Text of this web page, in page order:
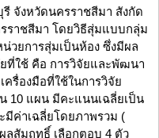
รี จังหวัดนครราชสีมา สังกัด
ราชสีมา โดยวิธีสุ่มแบบกลุ่ม
น่วยการสุ่มเป็นห้อง ซึ่งมีผล
ที่ใช้ คือ การวิจัยและพัฒนา
ครื่องมือที่ใช้ในการวิจัย
10 แผน มีคะแนนเฉลี่ยเป็น
มีค่าเฉลี่ยโดยภาพรวม (
ลสัมฤทธิ์ เลือกตอบ 4 ตัว